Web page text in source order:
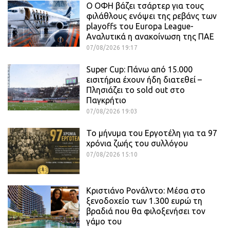
Ο ΟΦΗ βάζει τσάρτερ για τους
φιλάθλους ενόψει της ρεβάνς των
playoffs του Europa League-
Αναλυτικά η ανακοίνωση της ΠΑΕ
07/08/2026 19:17
Super Cup: Πάνω από 15.000
εισιτήρια έχουν ήδη διατεθεί –
Πλησιάζει το sold out στο
Παγκρήτιο
07/08/2026 19:03
Το μήνυμα του Εργοτέλη για τα 97
χρόνια ζωής του συλλόγου
07/08/2026 15:10
Κριστιάνο Ρονάλντο: Μέσα στο
ξενοδοχείο των 1.300 ευρώ τη
βραδιά που θα φιλοξενήσει τον
γάμο του